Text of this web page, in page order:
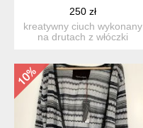
250 zł
kreatywny ciuch wykonany
na drutach z włóczki